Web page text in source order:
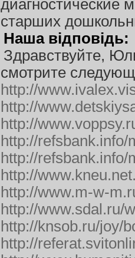
диагностические
старших
Наша відповідь:
Здравствуйте,
смотрите
http://
http://
http://
http://
http://
http://
http://www.m-w-
http://www.sdal.ru/
http://knsob.ru/joy/
http://